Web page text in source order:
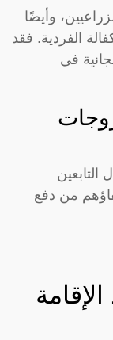
وأيضًا
الفردية. فقد
في
التابعين
من دفع